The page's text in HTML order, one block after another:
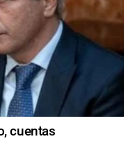
cuentas